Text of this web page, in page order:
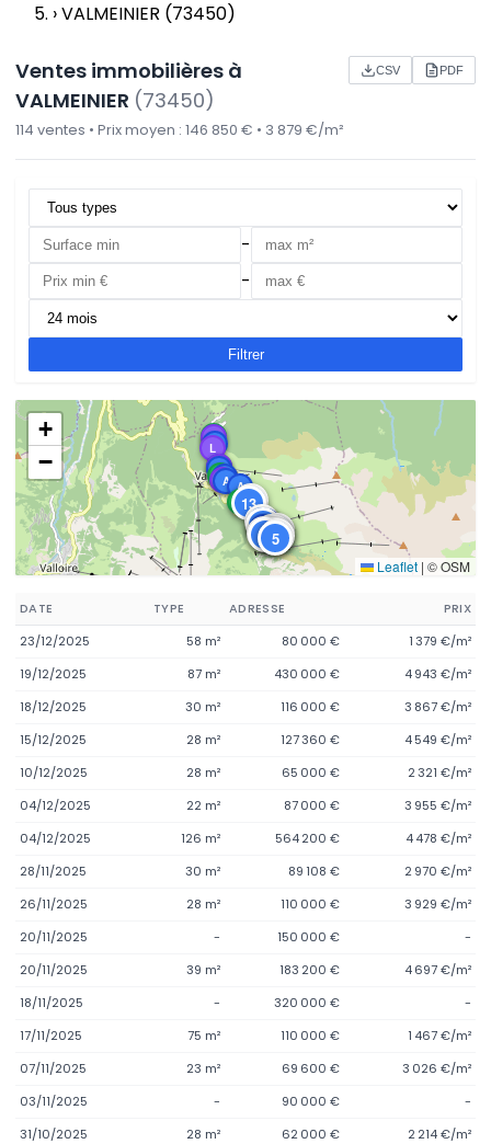
›VALMEINIER (73450)
Ventes immobilières à
VALMEINIER (73450)
114 ventes • Prix moyen : 146 850 € • 3 879 €/m²
CSV PDF
-
-
Filtrer
DATE TYPE ADRESSE
PRIX
23/12/2025
58 m² 80 000 €
1 379 €/m²
19/12/2025
87 m² 430 000 €
4 943 €/m²
18/12/2025
30 m² 116 000 €
3 867 €/m²
15/12/2025
28 m² 127 360 €
4 549 €/m²
10/12/2025
28 m² 65 000 €
2 321 €/m²
04/12/2025
22 m² 87 000 €
3 955 €/m²
04/12/2025
126 m² 564 200 €
4 478 €/m²
28/11/2025
30 m² 89 108 €
2 970 €/m²
26/11/2025
28 m² 110 000 €
3 929 €/m²
20/11/2025
- 150 000 €
-
20/11/2025
39 m² 183 200 €
4 697 €/m²
18/11/2025
- 320 000 €
-
17/11/2025
75 m² 110 000 €
1 467 €/m²
07/11/2025
23 m² 69 600 €
3 026 €/m²
03/11/2025
- 90 000 €
-
31/10/2025
28 m² 62 000 €
2 214 €/m²
A
7
5
8
A
L
M
6
13
A
10
M
A
A
7
5
6
A
8
6
L
A
A
A
A3
A
A
AAL
3
A
A
L
M
LA
A
+
−
Leaflet | © OSM